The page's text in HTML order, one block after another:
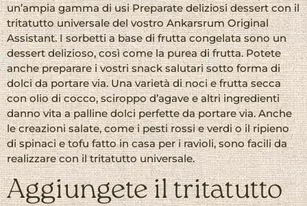
un’ampia gamma di usi Preparate deliziosi dessert con il
tritatutto universale del vostro Ankarsrum Original
Assistant. I sorbetti a base di frutta congelata sono un
dessert delizioso, così come la purea di frutta. Potete
anche preparare i vostri snack salutari sotto forma di
dolci da portare via. Una varietà di noci e frutta secca
con olio di cocco, sciroppo d’agave e altri ingredienti
danno vita a palline dolci perfette da portare via. Anche
le creazioni salate, come i pesti rossi e verdi o il ripieno
di spinaci e tofu fatto in casa per i ravioli, sono facili da
realizzare con il tritatutto universale.
Aggiungete il tritatutto